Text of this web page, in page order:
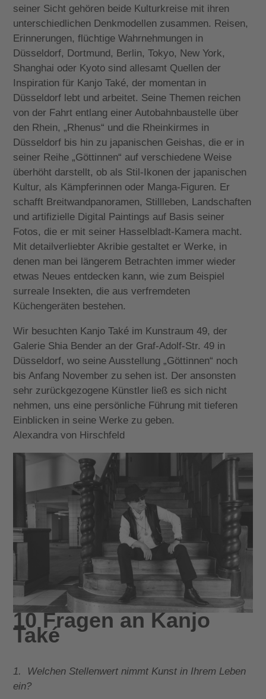
seiner Sicht gehören beide Kulturkreise mit ihren
unterschiedlichen Denkmodellen zusammen. Reisen,
Erinnerungen, flüchtige Wahrnehmungen in
Düsseldorf, Dortmund, Berlin, Tokyo, New York,
Shanghai oder Kyoto sind allesamt Quellen der
Inspiration für Kanjo Také, der momentan in
Düsseldorf lebt und arbeitet. Seine Themen reichen
von der Fahrt entlang einer Autobahnbaustelle über
den Rhein, „Rhenus“ und die Rheinkirmes in
Düsseldorf bis hin zu japanischen Geishas, die er in
seiner Reihe „Göttinnen“ auf verschiedene Weise
überhöht darstellt, ob als Stil-Ikonen der japanischen
Kultur, als Kämpferinnen oder Manga-Figuren. Er
schafft Breitwandpanoramen, Stillleben, Landschaften
und artifizielle Digital Paintings auf Basis seiner
Fotos, die er mit seiner Hasselbladt-Kamera macht.
Mit detailverliebter Akribie gestaltet er Werke, in
denen man bei längerem Betrachten immer wieder
etwas Neues entdecken kann, wie zum Beispiel
surreale Insekten, die aus verfremdeten
Küchengeräten bestehen.
Wir besuchten Kanjo Také im Kunstraum 49, der
Galerie Shia Bender an der Graf-Adolf-Str. 49 in
Düsseldorf, wo seine Ausstellung „Göttinnen“ noch
bis Anfang November zu sehen ist. Der ansonsten
sehr zurückgezogene Künstler ließ es sich nicht
nehmen, uns eine persönliche Führung mit tieferen
Einblicken in seine Werke zu geben.
Alexandra von Hirschfeld
10 Fragen an Kanjo
Také
1. Welchen Stellenwert nimmt Kunst in Ihrem Leben
ein?